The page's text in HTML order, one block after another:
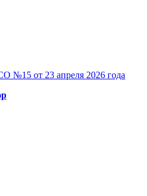
№15 от 23 апреля 2026 года